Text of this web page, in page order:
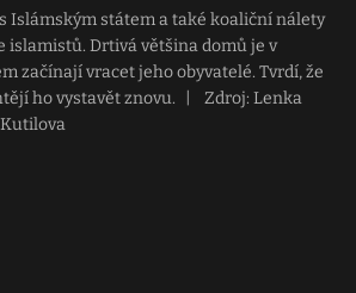
Islámským státem a také koaliční nálety
islamistů. Drtivá většina domů je v
začínají vracet jeho obyvatelé. Tvrdí, že
ho vystavět znovu.
Zdroj: Lenka